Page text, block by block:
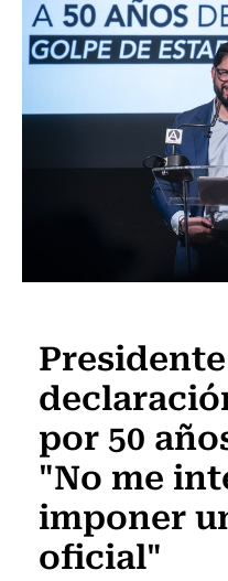
por 50
"No me
imponer
oficial"